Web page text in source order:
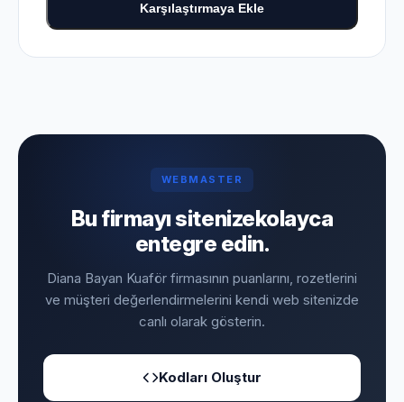
Karşılaştırmaya Ekle
WEBMASTER
Bu firmayı sitenizekolayca
entegre edin.
Diana Bayan Kuaför firmasının puanlarını, rozetlerini
ve müşteri değerlendirmelerini kendi web sitenizde
canlı olarak gösterin.
Kodları Oluştur